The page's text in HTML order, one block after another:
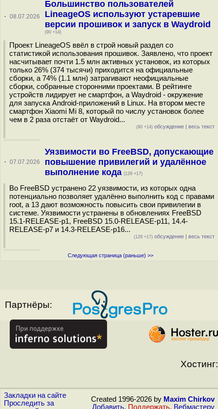
· 08.07.2026
Большинство пользователей
LineageOS используют устаревшие
версии прошивок и запуск в Waydroid
(90 +14)
Проект LineageOS ввёл в строй новый раздел со
статистикой использования прошивок. Заявлено, что проект
насчитывает почти 1.5 млн активных установок, из которых
только 26% (374 тысячи) приходится на официальные
сборки, а 74% (1.1 млн) затрагивают неофициальные
сборки, собранные сторонними проектами. В рейтинге
устройств лидирует не смартфон, а Waydroid - окружение
для запуска Android-приложений в Linux. На втором месте
смартфон Xiaomi Mi 8, который по числу установок более
чем в 2 раза отстаёт от Waydroid...
(90 +14) обсуждение | весь текст
· 07.07.2026
Уязвимости во FreeBSD, допускающие
повышение привилегий и удалённое
выполнение кода (129 +17)
Во FreeBSD устранено 22 уязвимости, из которых одна
потенциально позволяет удалённо выполнить код с правами
root, а 13 дают возможность повысить свои привилегии в
системе. Уязвимости устранены в обновлениях FreeBSD
15.1-RELEASE-p1, FreeBSD 15.0-RELEASE-p11, 14.4-
RELEASE-p7 и 14.3-RELEASE-p16...
(129 +17) обсуждение | весь текст
Следующая страница (раньше) >>
Партнёры:
Хостинг:
Закладки на сайте
Проследить за
Created 1996-2026 by Maxim Chirkov
Добавить, Поддержать, Вебмастеру